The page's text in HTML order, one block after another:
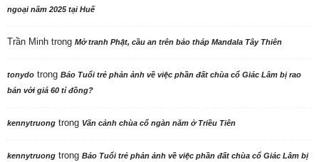
ngoại năm 2025 tại Huế
Trần Minh trong Mở tranh Phật, cầu an trên bảo tháp Mandala Tây Thiên
tonydo trong Báo Tuổi trẻ phản ảnh về việc phần đất chùa cổ Giác Lâm bị rao
bán với giá 60 tỉ đồng?
kennytruong trong Vãn cảnh chùa cổ ngàn năm ở Triều Tiên
kennytruong trong Báo Tuổi trẻ phản ảnh về việc phần đất chùa cổ Giác Lâm bị